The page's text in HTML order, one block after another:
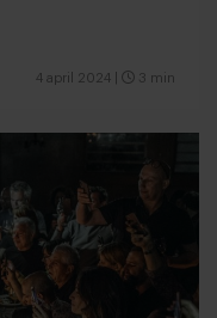
4 april 2024 3 min